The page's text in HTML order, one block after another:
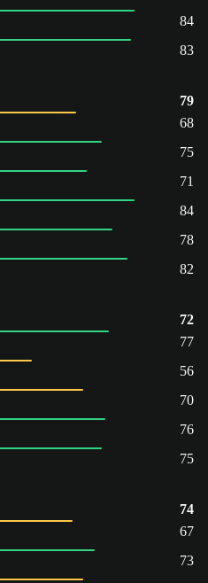
84
83
79
68
75
71
84
78
82
72
77
56
70
76
75
74
67
73